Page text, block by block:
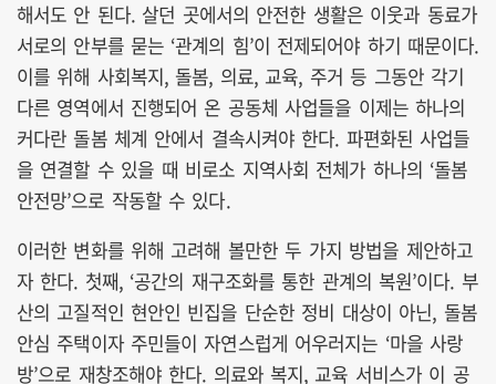
해서도 안 된다. 살던 곳에서의 안전한 생활은 이웃과 동료가
서로의 안부를 묻는 ‘관계의 힘’이 전제되어야 하기 때문이다.
이를 위해 사회복지, 돌봄, 의료, 교육, 주거 등 그동안 각기
다른 영역에서 진행되어 온 공동체 사업들을 이제는 하나의
커다란 돌봄 체계 안에서 결속시켜야 한다. 파편화된 사업들
을 연결할 수 있을 때 비로소 지역사회 전체가 하나의 ‘돌봄
안전망’으로 작동할 수 있다.
이러한 변화를 위해 고려해 볼만한 두 가지 방법을 제안하고
자 한다. 첫째, ‘공간의 재구조화를 통한 관계의 복원’이다. 부
산의 고질적인 현안인 빈집을 단순한 정비 대상이 아닌, 돌봄
안심 주택이자 주민들이 자연스럽게 어우러지는 ‘마을 사랑
방’으로 재창조해야 한다. 의료와 복지, 교육 서비스가 이 공